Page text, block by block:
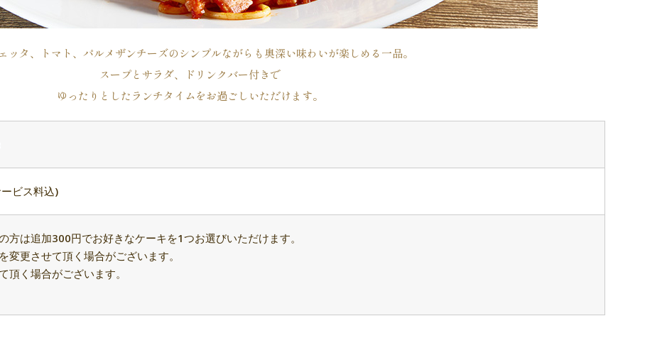
ッタ、トマト、パルメザンチーズのシンプルながらも奥深い味わいが楽しめる一品。
スープとサラダ、ドリンクバー付きで
ゆったりとしたランチタイムをお過ごしいただけます。
ビス料込)
は追加300円でお好きなケーキを1つお選びいただけます。
更させて頂く場合がございます。
く場合がございます。